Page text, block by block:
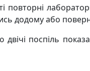
повторні
додому або
поспіль